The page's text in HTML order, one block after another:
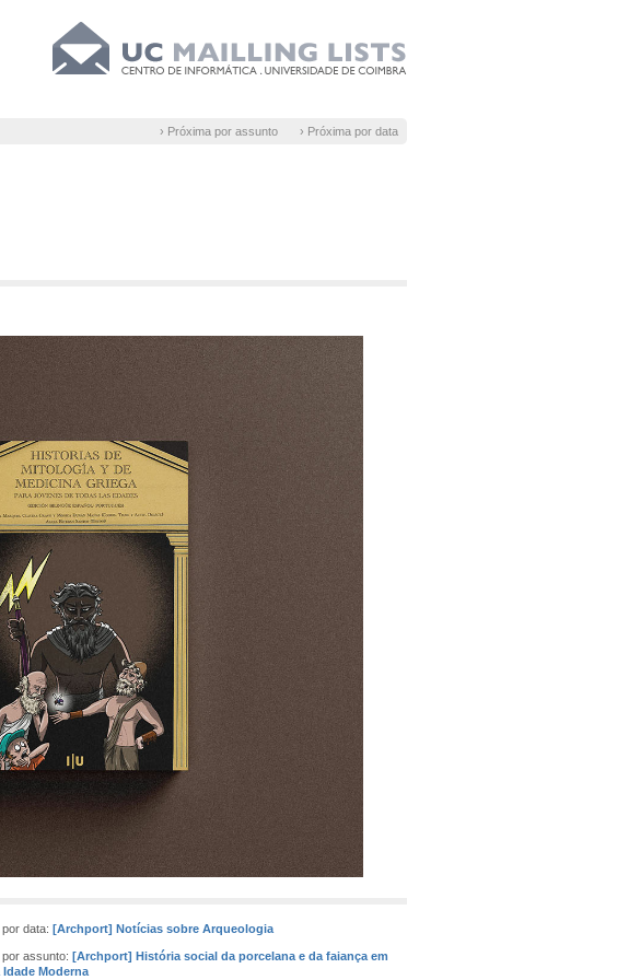
› Próxima por assunto › Próxima por data
data: [Archport] Notícias sobre Arqueologia
assunto: [Archport] História social da porcelana e da faiança em
Moderna